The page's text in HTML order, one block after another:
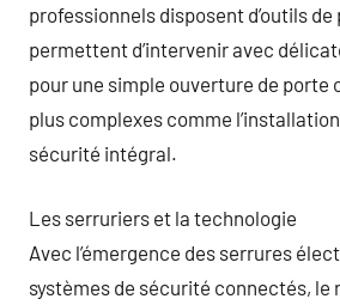
professionnels disposent d’outils
permettent d’intervenir avec
pour une simple ouverture de porte
plus complexes comme l’installation
sécurité intégral.
Les serruriers et la technologie
Avec l’émergence des serrures
systèmes de sécurité connectés, le